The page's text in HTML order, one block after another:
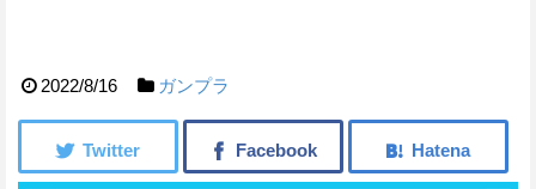
2022/8/16 ガンプラ